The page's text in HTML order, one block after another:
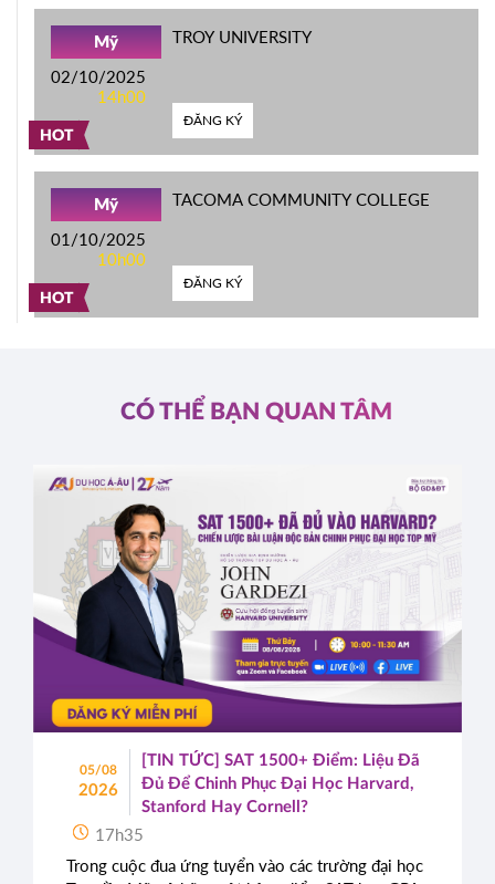
HOT
Mỹ
02/10/2025
14h00
TROY UNIVERSITY
ĐĂNG KÝ
HOT
Mỹ
01/10/2025
10h00
TACOMA COMMUNITY COLLEGE
ĐĂNG KÝ
CÓ THỂ BẠN QUAN TÂM
05/08
2026
[TIN TỨC] SAT 1500+ Điểm: Liệu Đã
Đủ Để Chinh Phục Đại Học Harvard,
Stanford Hay Cornell?
17h35
Trong cuộc đua ứng tuyển vào các trường đại học